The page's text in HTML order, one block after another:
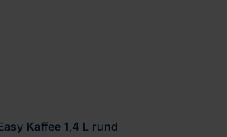
Kaffee 1,4 L rund